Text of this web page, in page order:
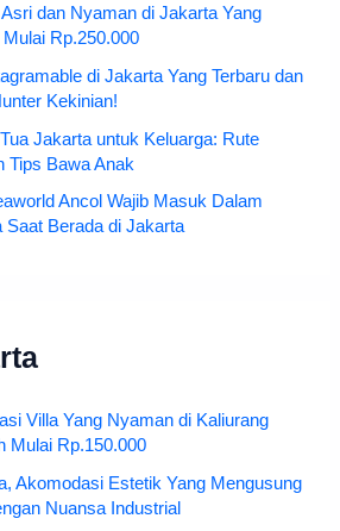
dan Nyaman di Jakarta Yang
Rp.250.000
di Jakarta Yang Terbaru dan
Kekinian!
Jakarta untuk Keluarga: Rute
Tips Bawa Anak
Ancol Wajib Masuk Dalam
Saat Berada di Jakarta
Villa Yang Nyaman di Kaliurang
Mulai Rp.150.000
Akomodasi Estetik Yang Mengusung
Nuansa Industrial